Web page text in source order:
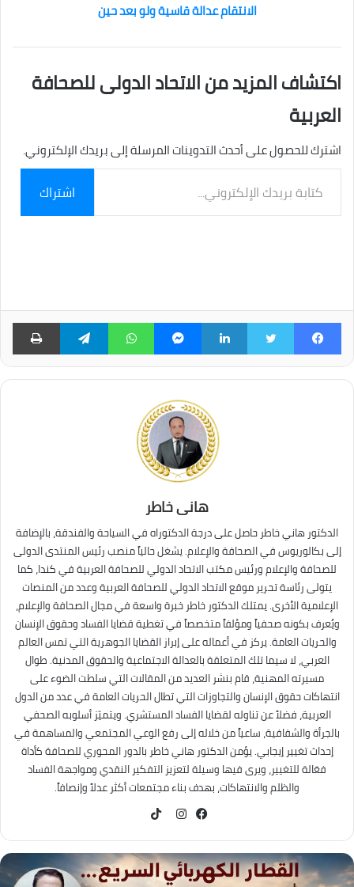
الانتقام عدالة قاسية ولو بعد حين
اكتشاف المزيد من الاتحاد الدولى للصحافة
العربية
اشترك للحصول على أحدث التدوينات المرسلة إلى بريدك الإلكتروني.
بريدك
الإلكتروني...
اشتراك
فيسبوك لينكدإن ماسنجر واتساب تيلقرام
هانى خاطر
الدكتور هاني خاطر حاصل على درجة الدكتوراه في السياحة والفندقة، بالإضافة
إلى بكالوريوس في الصحافة والإعلام. يشغل حالياً منصب رئيس المنتدى الدولى
للصحافة والإعلام ورئيس مكتب الاتحاد الدولي للصحافة العربية في كندا، كما
يتولى رئاسة تحرير موقع الاتحاد الدولي للصحافة العربية وعدد من المنصات
الإعلامية الأخرى. يمتلك الدكتور خاطر خبرة واسعة في مجال الصحافة والإعلام،
ويُعرف بكونه صحفياً ومؤلفاً متخصصاً في تغطية قضايا الفساد وحقوق الإنسان
والحريات العامة. يركز في أعماله على إبراز القضايا الجوهرية التي تمس العالم
العربي، لا سيما تلك المتعلقة بالعدالة الاجتماعية والحقوق المدنية. طوال
مسيرته المهنية، قام بنشر العديد من المقالات التي سلطت الضوء على
انتهاكات حقوق الإنسان والتجاوزات التي تطال الحريات العامة في عدد من الدول
العربية، فضلاً عن تناوله لقضايا الفساد المستشري. ويتميّز أسلوبه الصحفي
بالجرأة والشفافية، ساعياً من خلاله إلى رفع الوعي المجتمعي والمساهمة في
إحداث تغيير إيجابي. يؤمن الدكتور هاني خاطر بالدور المحوري للصحافة كأداة
فعّالة للتغيير، ويرى فيها وسيلة لتعزيز التفكير النقدي ومواجهة الفساد
والظلم والانتهاكات، بهدف بناء مجتمعات أكثر عدلاً وإنصافاً.